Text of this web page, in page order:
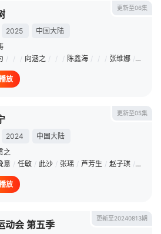
更新至06集
2025
中国大陆
/ / / 向涵之 / / / 陈鑫海 / / / 张维娜 / /
放
更新至05集
2024
中国大陆
之
意 / 任敏 / 此沙 / 张瑶 / 芦芳生 / 赵子琪 / 戴娇倩
放
更新至20240813期
动会 第五季